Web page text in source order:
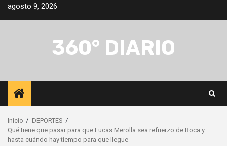
Saltar
agosto 9, 2026
360° DIARIO
Inicio
DEPORTES
Qué tiene que pasar para que Lucas Merolla sea refuerzo de Boca y
hasta cuándo hay tiempo para que llegue